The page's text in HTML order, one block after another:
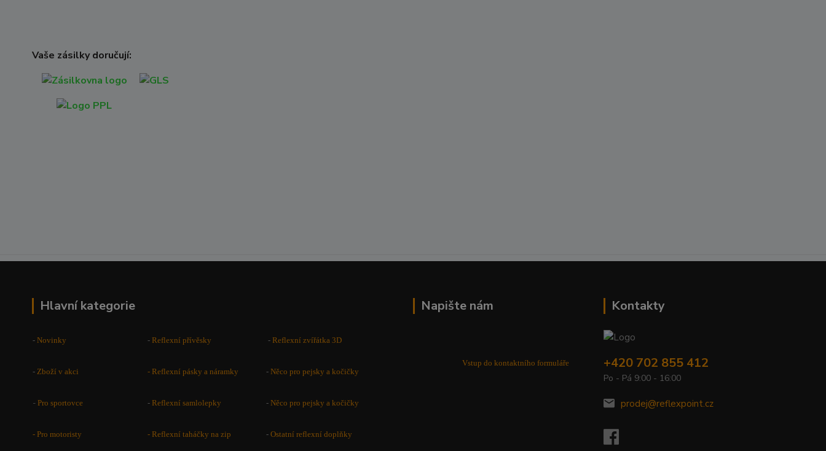
Vaše zásilky doručují:
Hlavní kategorie
- Novinky - Reflexní přívěsky - Reflexní zvířátka 3D
- Zboží v akci - Reflexní pásky a náramky - Něco pro pejsky a kočičky
- Pro sportovce - Reflexní samlolepky - Něco pro pejsky a kočičky
- Pro motoristy - Reflexní taháčky na zip - Ostatní reflexní doplňky
Napište nám
Vstup do kontaktního formuláře
Kontakty
+420 702 855 412
Po - Pá 9:00 - 16:00
prodej@reflexpoint.cz